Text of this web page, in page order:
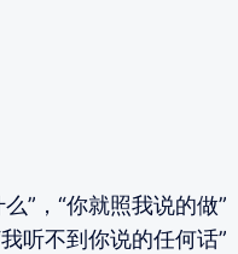
”，“你就照我说的做”
听不到你说的任何话”